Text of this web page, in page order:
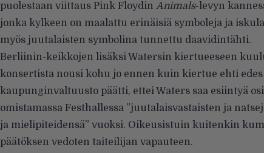
puolestaan viittaus Pink Floydin Animals-levyn
jonka kylkeen on maalattu erinäisiä symboleja ja
myös juutalaisten symbolina tunnettu daavidintähti.
Berliinin-keikkojen lisäksi Watersin kiertueeseen
konsertista nousi kohu jo ennen kuin kiertue ehti
kaupunginvaltuusto päätti, ettei Waters saa esiintyä
omistamassa Festhallessa ”juutalaisvastaisten ja
ja mielipiteidensä” vuoksi. Oikeusistuin kuitenkin
päätöksen vedoten taiteilijan vapauteen.